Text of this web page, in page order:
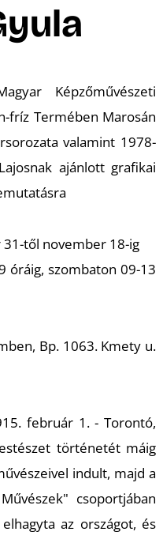
Képzőművészeti
fríz Termében Marosán
valamint 1978-
ajánlott grafikai
től november 18-ig
óráig, szombaton 09-13
Bp. 1063. Kmety u.
február 1. - Torontó,
történetét máig
indult, majd a
csoportjában
az országot, és